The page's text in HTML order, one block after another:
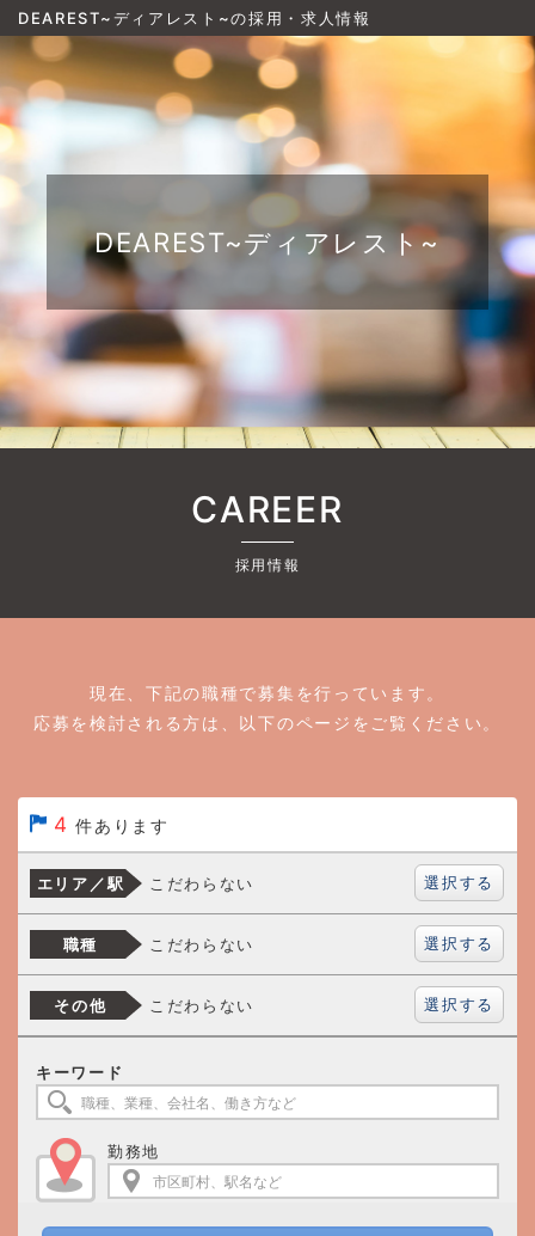
DEAREST~ディアレスト~の採用・求人情報
DEAREST~ディアレスト~
CAREER
採用情報
現在、下記の職種で募集を行っています。
応募を検討される方は、以下のページをご覧ください。
4 件あります
エリア／駅 こだわらない 選択する
職種 こだわらない 選択する
その他 こだわらない 選択する
キーワード
勤務地